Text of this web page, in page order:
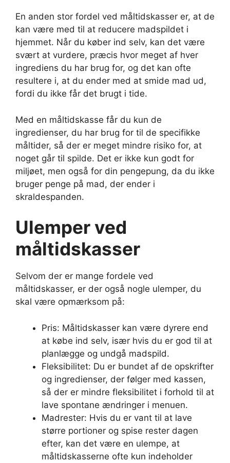
En anden stor fordel ved måltidskasser er, at de
kan være med til at reducere madspildet i
hjemmet. Når du køber ind selv, kan det være
svært at vurdere, præcis hvor meget af hver
ingrediens du har brug for, og det kan ofte
resultere i, at du ender med at smide mad ud,
fordi du ikke får det brugt i tide.
Med en måltidskasse får du kun de
ingredienser, du har brug for til de specifikke
måltider, så der er meget mindre risiko for, at
noget går til spilde. Det er ikke kun godt for
miljøet, men også for din pengepung, da du ikke
bruger penge på mad, der ender i
skraldespanden.
Ulemper ved
måltidskasser
Selvom der er mange fordele ved
måltidskasser, er der også nogle ulemper, du
skal være opmærksom på:
Pris: Måltidskasser kan være dyrere end
at købe ind selv, især hvis du er god til at
planlægge og undgå madspild.
Fleksibilitet: Du er bundet af de opskrifter
og ingredienser, der følger med kassen,
så der er mindre fleksibilitet i forhold til at
lave spontane ændringer i menuen.
Madrester: Hvis du er vant til at lave
større portioner og spise rester dagen
efter, kan det være en ulempe, at
måltidskasserne ofte kun indeholder